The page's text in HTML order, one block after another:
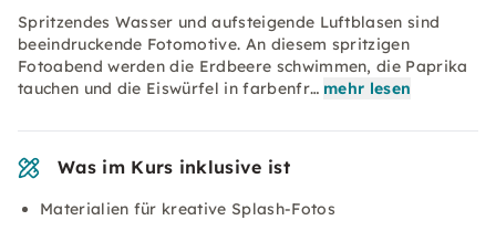
Spritzendes Wasser und aufsteigende Luftblasen sind
beeindruckende Fotomotive. An diesem spritzigen
Fotoabend werden die Erdbeere schwimmen, die Paprika
tauchen und die Eiswürfel in farbenfr… mehr lesen
Was im Kurs inklusive ist
Materialien für kreative Splash-Fotos